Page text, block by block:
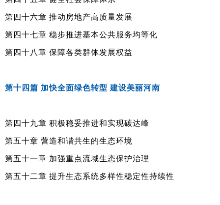
第四十六章 推动房地产高质量发展
第四十七章 稳步推进基本公共服务均等化
第四十八章 保障各类群体发展权益
第十四篇 加快全面绿色转型 建设美丽河南
第四十九章 积极稳妥推进和实现碳达峰
第五十章 营造和谐共生的生态环境
第五十一章 加强重点流域生态保护治理
第五十二章 提升生态系统多样性稳定性持续性